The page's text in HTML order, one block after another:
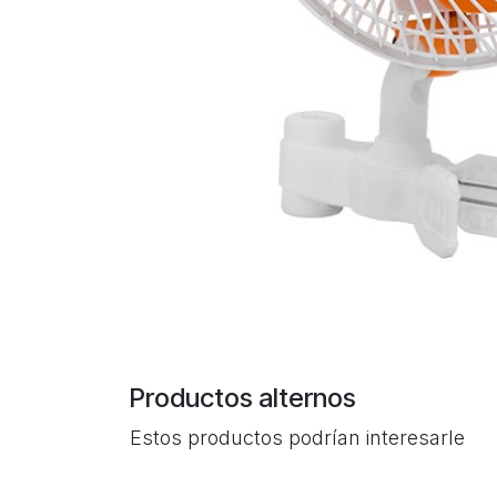
Productos alternos
Estos productos podrían interesarle